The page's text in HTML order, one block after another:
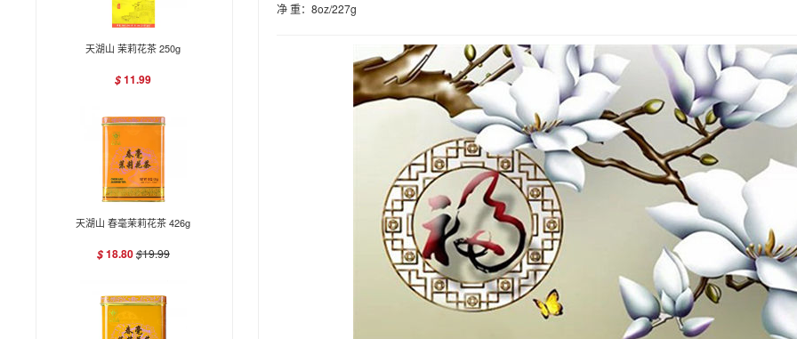
天湖山 茉莉花茶 250g
$11.99
天湖山 春毫茉莉花茶 426g
$18.80$19.99
净 重：8oz/227g